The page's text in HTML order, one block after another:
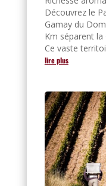
Découvrez le
Gamay du
Km séparent la
Ce vaste
lire plus